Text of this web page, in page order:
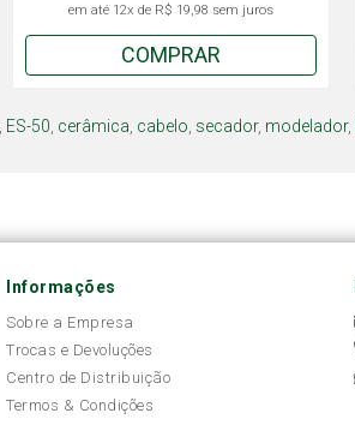
em até 12x de R$ 19,98 sem juros
COMPRAR
ES-50 cerâmica cabelo secador, modelador,
Informações
Sobre a Empresa
Trocas e Devoluções
Centro de Distribuição
Termos & Condições